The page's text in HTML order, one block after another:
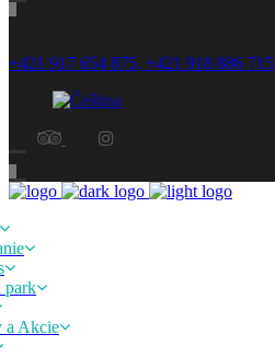
+421 917 654 875, +421 918 886 715
park
a Akcie